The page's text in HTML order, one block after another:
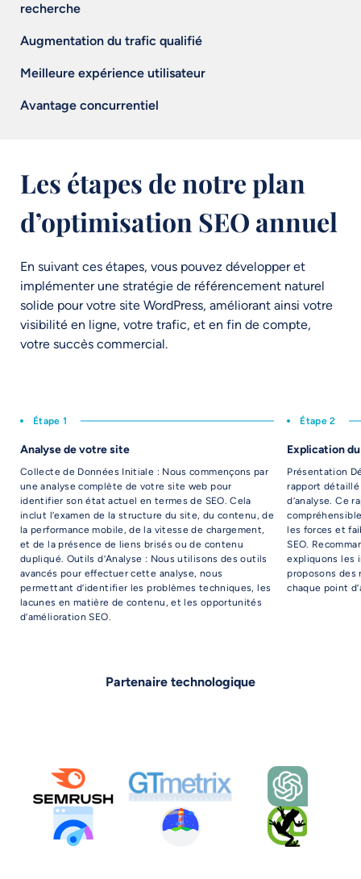
recherche
Augmentation du trafic qualifié
Meilleure expérience utilisateur
Avantage concurrentiel
Les étapes de notre plan
d’optimisation SEO annuel
En suivant ces étapes, vous pouvez développer et
implémenter une stratégie de référencement naturel
solide pour votre site WordPress, améliorant ainsi votre
visibilité en ligne, votre trafic, et en fin de compte,
votre succès commercial.
Étape 1
Analyse de votre site
Collecte de Données Initiale : Nous commençons par
une analyse complète de votre site web pour
identifier son état actuel en termes de SEO. Cela
inclut l’examen de la structure du site, du contenu, de
la performance mobile, de la vitesse de chargement,
et de la présence de liens brisés ou de contenu
dupliqué. Outils d’Analyse : Nous utilisons des outils
avancés pour effectuer cette analyse, nous
permettant d’identifier les problèmes techniques, les
lacunes en matière de contenu, et les opportunités
d’amélioration SEO.
Étape 2
Explication
Présentation
rapport
d’analyse. Ce
les forces et
SEO.
expliquons les
proposons des
chaque point
Partenaire technologique